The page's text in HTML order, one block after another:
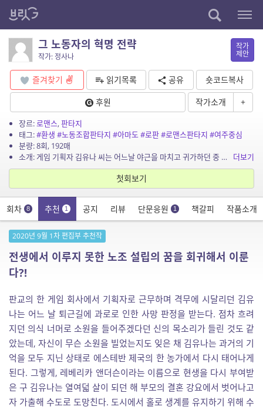
그 노동자의 혁명 전략
작가: 정사나
작가
제안
즐겨찾기 읽기목록 공유
숏코드복사
후원
작가소개 +
장르:로맨스,판타지
태그:#환생 #노동조합판타지 #아마도#로판#로맨스판타지 #여주중심
분량: 8회, 192매
소개: 게임 기획자 김유나 씨는 어느날 야근을 마치고 귀가하던 중 돌연사한다. 사측은 물론 인정해주지 않았지만, 사인은 과로사가 분명하다고 유나 씨는 생각했다. 몸은 사고로 죽고, 영혼은...
더보기
첫회보기
회차 8 추천 1 공지 리뷰 단문응원 1 책갈피 작품소개
2020년 9월 1차 편집부 추천작
전생에서 이루지 못한 노조 설립의 꿈을 회귀해서 이룬
다?!
판교의 한 게임 회사에서 기획자로 근무하며 격무에 시달리던 김유
나는 어느 날 퇴근길에 과로로 인한 사망 판정을 받는다. 점차 흐려
지던 의식 너머로 소원을 들어주겠다던 신의 목소리가 들린 것도 같
았는데, 자신이 무슨 소원을 빌었는지도 잊은 채 김유나는 과거의 기
억을 모두 지닌 상태로 에스테반 제국의 한 농가에서 다시 태어나게
된다. 그렇게, 레베리카 앤더슨이라는 이름으로 현생을 다시 부여받
은 구 김유나는 열여덟 살이 되던 해 부모의 결혼 강요에서 벗어나고
자 가출해 수도로 도망친다. 도시에서 홀로 생계를 유지하기 위해 수